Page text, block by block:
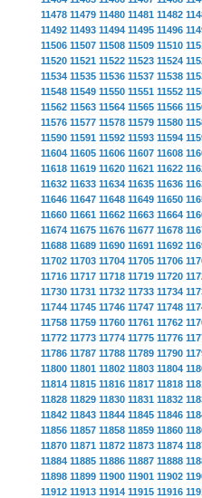
11478 11479 11480 11481 11482
11492 11493 11494 11495 11496
11506 11507 11508 11509 11510
11520 11521 11522 11523 11524
11534 11535 11536 11537 11538
11548 11549 11550 11551 11552
11562 11563 11564 11565 11566
11576 11577 11578 11579 11580
11590 11591 11592 11593 11594
11604 11605 11606 11607 11608
11618 11619 11620 11621 11622
11632 11633 11634 11635 11636
11646 11647 11648 11649 11650
11660 11661 11662 11663 11664
11674 11675 11676 11677 11678
11688 11689 11690 11691 11692
11702 11703 11704 11705 11706
11716 11717 11718 11719 11720
11730 11731 11732 11733 11734
11744 11745 11746 11747 11748
11758 11759 11760 11761 11762
11772 11773 11774 11775 11776
11786 11787 11788 11789 11790
11800 11801 11802 11803 11804
11814 11815 11816 11817 11818
11828 11829 11830 11831 11832
11842 11843 11844 11845 11846
11856 11857 11858 11859 11860
11870 11871 11872 11873 11874
11884 11885 11886 11887 11888
11898 11899 11900 11901 11902
11912 11913 11914 11915 11916